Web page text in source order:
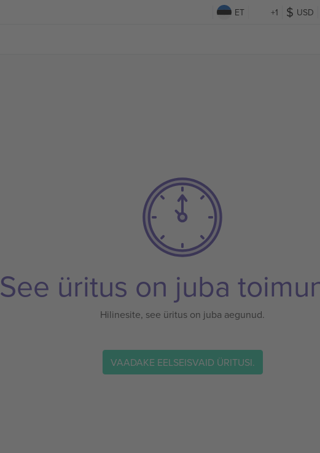
ET +1 USD
See üritus on juba
Hilinesite, see üritus on juba aegunud.
VAADAKE EELSEISVAID ÜRITUSI.